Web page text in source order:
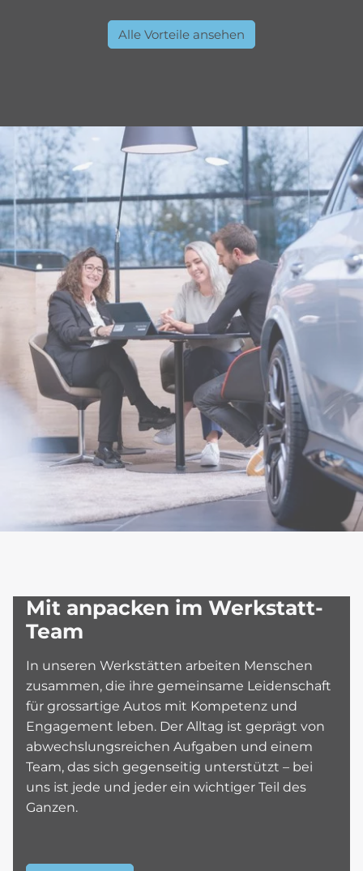
Alle Vorteile ansehen
Mit anpacken im Werkstatt-
Team
In unseren Werkstätten arbeiten Menschen
zusammen, die ihre gemeinsame Leidenschaft
für grossartige Autos mit Kompetenz und
Engagement leben. Der Alltag ist geprägt von
abwechslungsreichen Aufgaben und einem
Team, das sich gegenseitig unterstützt – bei
uns ist jede und jeder ein wichtiger Teil des
Ganzen.